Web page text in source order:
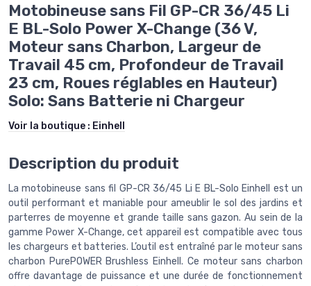
Motobineuse sans Fil GP-CR 36/45 Li
E BL-Solo Power X-Change (36 V,
Moteur sans Charbon, Largeur de
Travail 45 cm, Profondeur de Travail
23 cm, Roues réglables en Hauteur)
Solo: Sans Batterie ni Chargeur
Voir la boutique : Einhell
Description du produit
La motobineuse sans fil GP-CR 36/45 Li E BL-Solo Einhell est un
outil performant et maniable pour ameublir le sol des jardins et
parterres de moyenne et grande taille sans gazon. Au sein de la
gamme Power X-Change, cet appareil est compatible avec tous
les chargeurs et batteries. L’outil est entraîné par le moteur sans
charbon PurePOWER Brushless Einhell. Ce moteur sans charbon
offre davantage de puissance et une durée de fonctionnement